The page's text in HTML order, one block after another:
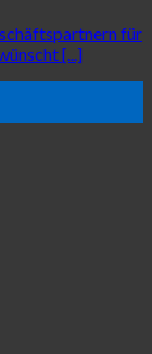
für
[...]